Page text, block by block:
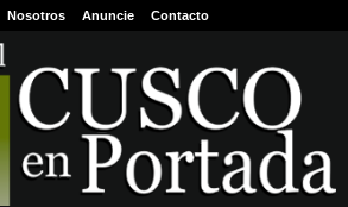
Nosotros Anuncie Contacto